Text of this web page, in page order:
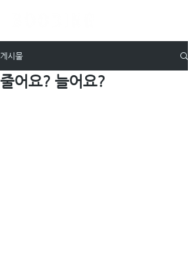
게시물
줄어요? 늘어요?